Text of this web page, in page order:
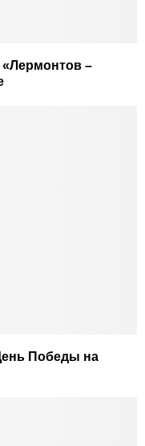
«Лермонтов –
Победы на